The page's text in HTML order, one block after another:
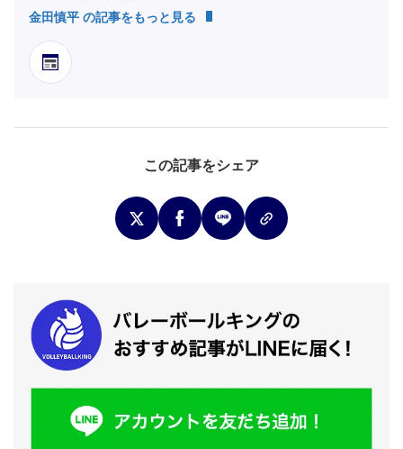
金田慎平 の記事をもっと見る
この記事をシェア